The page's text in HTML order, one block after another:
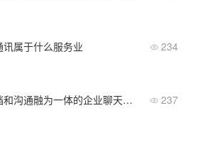
讯属于什么服务业 234
把文档和沟通融为一体的企业聊天协作软件有哪些？主流产品横评 237